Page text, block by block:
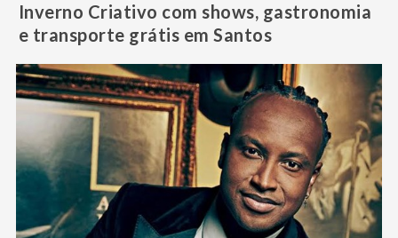
Inverno Criativo com shows, gastronomia
e transporte grátis em Santos